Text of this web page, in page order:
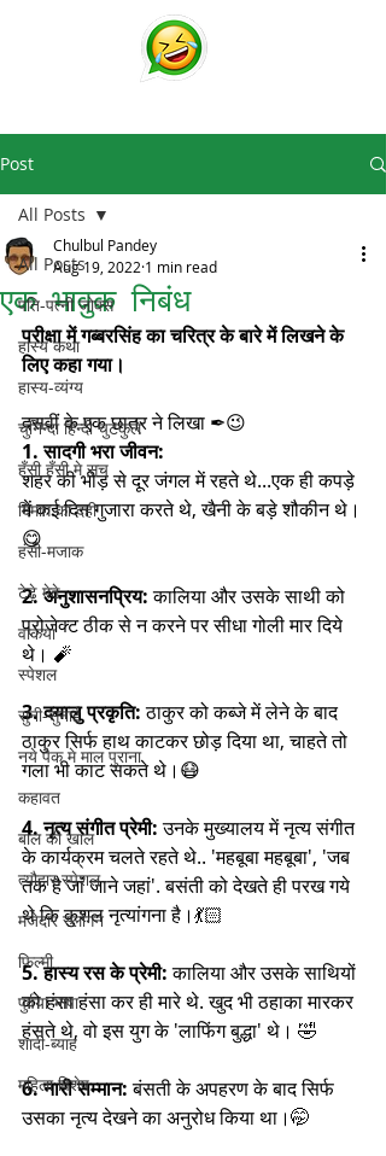
Post
All Posts
पति-पत्नी जोक्स
हास्य कथा
हास्य-व्यंग्य
चुनिन्दा हिन्दी चुटकुले
हँसी हँसी मे सच
दिमाग का दही
हंसी-मजाक
टेढ़े मेढे
वाकया
स्पेशल
सुनी-सुनाई
नये पैक मे माल पुराना
कहावत
बाल की खाल
त्यौहार स्पेशल
मजेदार स्लोगन
फिल्मी
पुर्वया भाषा
शादी-ब्याह
महिला विशेष
All Posts
एक भावुक निबंध
Chulbul Pandey
Aug 19, 2022 1 min read
परीक्षा में गब्बरसिंह का चरित्र के बारे में लिखने के
लिए कहा गया।
दसवीं के एक छात्र ने लिखा ✒😉
1. सादगी भरा जीवन:
शहर की भीड़ से दूर जंगल में रहते थे...एक ही कपड़े
में कई दिन गुजारा करते थे, खैनी के बड़े शौकीन थे।
😋
2. अनुशासनप्रिय: कालिया और उसके साथी को
प्रोजेक्ट ठीक से न करने पर सीधा गोली मार दिये
थे। 🧨
3. दयालु प्रकृति: ठाकुर को कब्जे में लेने के बाद
ठाकुर सिर्फ हाथ काटकर छोड़ दिया था, चाहते तो
गला भी काट सकते थे।😷
4. नृत्य संगीत प्रेमी: उनके मुख्यालय में नृत्य संगीत
के कार्यक्रम चलते रहते थे.. 'महबूबा महबूबा', 'जब
तक है जां जाने जहां'. बसंती को देखते ही परख गये
थे कि कुशल नृत्यांगना है।💃🏻
5. हास्य रस के प्रेमी: कालिया और उसके साथियों
को हंसा हंसा कर ही मारे थे. खुद भी ठहाका मारकर
हंसते थे, वो इस युग के 'लाफिंग बुद्धा' थे। 🤣
6. नारी सम्मान: बंसती के अपहरण के बाद सिर्फ
उसका नृत्य देखने का अनुरोध किया था।🤭